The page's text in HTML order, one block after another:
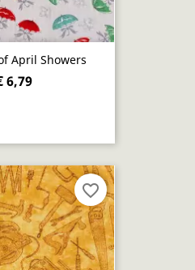
April Showers
6,79
favorite_border